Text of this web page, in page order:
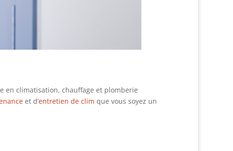
en climatisation, chauffage et plomberie
et d’entretien de clim que vous soyez un